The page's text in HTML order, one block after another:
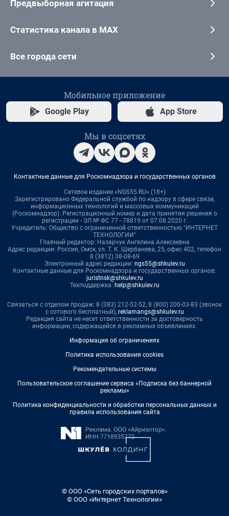
Предвыборная агитация
Статистика канала в MAX
Все города сети
Мобильное приложение
Google Play App Store
Мы в соцсетях
Контактные данные для Роскомнадзора и государственных органов
Сетевое издание «NGS55.RU» (18+)
Зарегистрировано Федеральной службой по надзору в сфере связи,
информационных технологий и массовых коммуникаций
(Роскомнадзор). Регистрационный номер и дата принятия решения о
регистрации - ЭЛ № ФС 77 - 78819 от 07.08.2020 г.
Учредитель: Общество с ограниченной ответственностью "ИНТЕРНЕТ
ТЕХНОЛОГИИ"
Главный редактор: Назарчук Ангелина Алексеевна
Адрес редакции: Россия, Омск, ул. Т. К. Щербанева, 25, офис 402, телефон
8 (3812) 38-08-69
Электронный адрес редакции: ngs55@shkulev.ru
Контактные данные для Роскомнадзора и государственных органов:
juristnsk@shkulev.ru
Техподдержка: help@shkulev.ru
Связаться с отделом продаж: 8 (383) 212-52-52, 8 (800) 200-03-83 (звонок
с сотового бесплатный), reklamangs@shkulev.ru
Редакция сайта не несет ответственности за достоверность
информации, содержащейся в рекламных объявлениях.
Информация об ограничениях
Политика использования cookies
Рекомендательные системы
Пользовательское соглашение сервиса «Подписка без баннерной
рекламы»
Политика конфиденциальности и обработки персональных данных и
правила использования сайта
© ООО «Сеть городских порталов»
© ООО «Интернет Технологии»